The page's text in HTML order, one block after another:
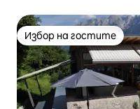
Избор на гостите
Избор на гостите